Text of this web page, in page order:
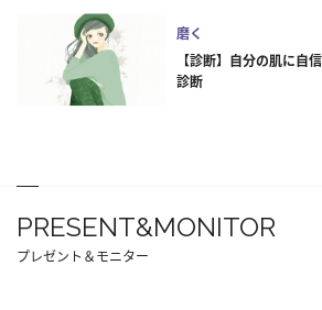
磨く
【診断】自分の肌に自
診断
PRESENT&MONITOR
プレゼント＆モニター